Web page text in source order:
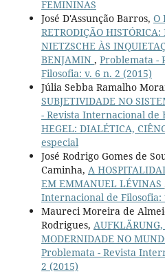
FEMININAS
José D'Assunção Barros, O
RETRODIÇÃO HISTÓRICA:
NIETZSCHE ÀS
BENJAMIN , Problemata -
Filosofia: v. 6 n. 2 (2015)
Júlia Sebba Ramalho
SUBJETIVIDADE NO
- Revista Internacional de
HEGEL: DIALÉTICA,
especial
José Rodrigo Gomes de
Caminha, A
EM EMMANUEL LÉVINAS
Internacional de Filosofia:
Maureci Moreira de
Rodrigues,
MODERNIDADE NO
Problemata - Revista
2 (2015)